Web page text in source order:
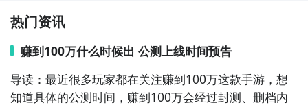
热门资讯
赚到100万什么时候出 公测上线时间预告
导读：最近很多玩家都在关注赚到100万这款手游，想
知道具体的公测时间，赚到100万会经过封测、删档内